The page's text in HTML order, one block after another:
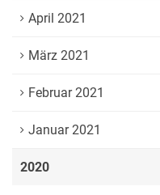
April 2021
März 2021
Februar 2021
Januar 2021
2020